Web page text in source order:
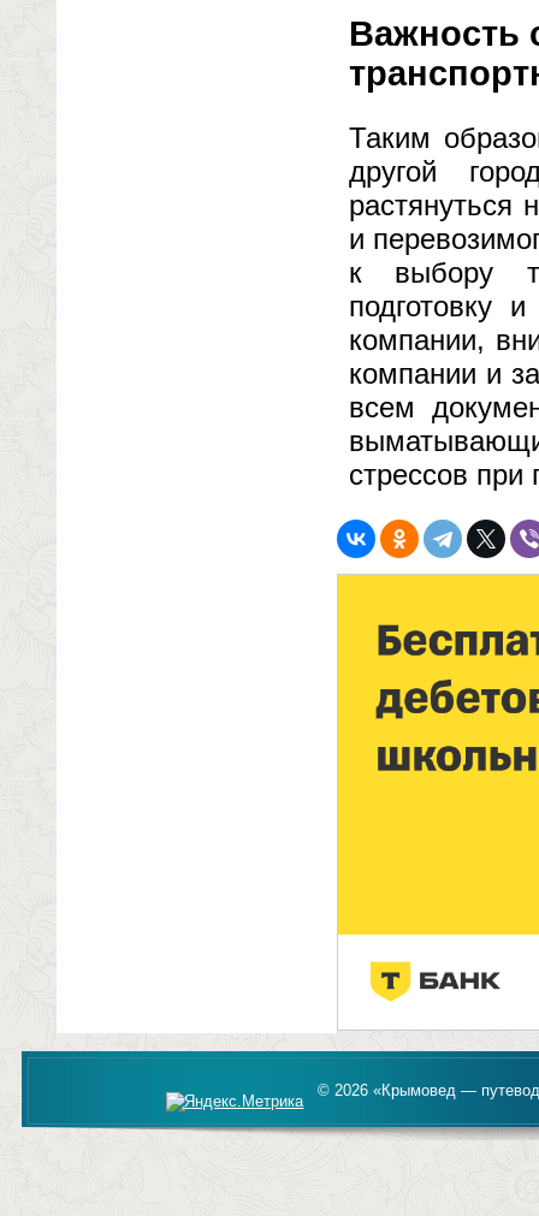
Важность
Таким
другой
растянуться
и
к выбору
подготовку
компании,
компании и
всем
стрессов при
© 2026 «Крымовед —